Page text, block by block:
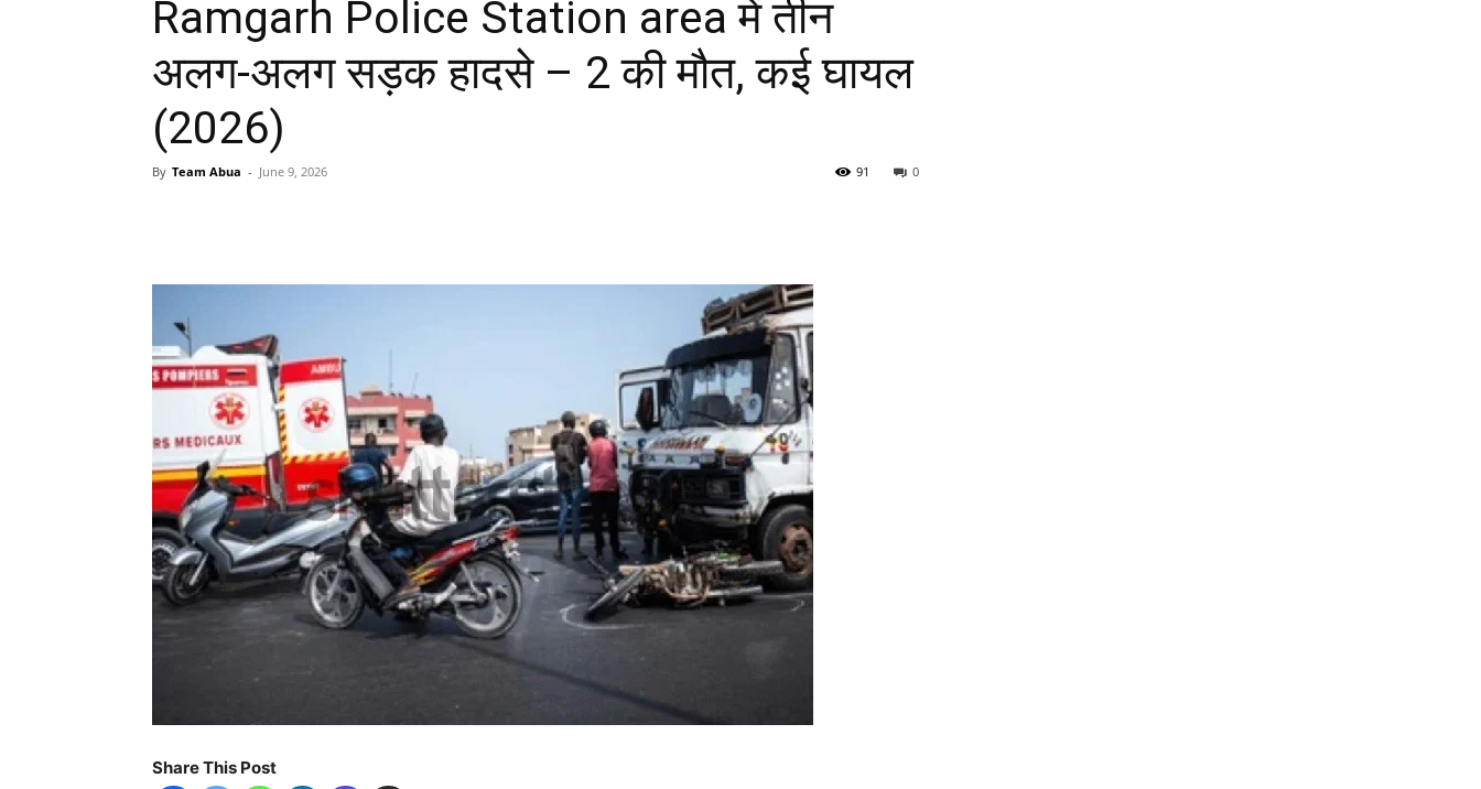
Ramgarh Police Station area में तीन
अलग-अलग सड़क हादसे – 2 की मौत, कई घायल
(2026)
By Team Abua - June 9, 2026 0
91
Share This Post